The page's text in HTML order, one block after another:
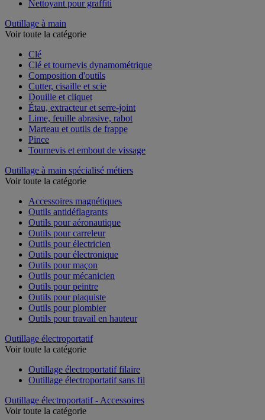
Nettoyant pour graffiti
Outillage à main
Voir toute la catégorie
Clé
Clé et tournevis dynamométrique
Composition d'outils
Cutter, cisaille et scie
Douille et cliquet
Étau, extracteur et serre-joint
Lime, feuille abrasive, rabot
Marteau et outils de frappe
Pince
Tournevis et embout de vissage
Outillage à main spécialisé métiers
Voir toute la catégorie
Accessoires magnétiques
Outils antidéflagrants
Outils pour aéronautique
Outils pour carreleur
Outils pour électricien
Outils pour électronique
Outils pour maçon
Outils pour mécanicien
Outils pour peintre
Outils pour plaquiste
Outils pour plombier
Outils pour travail en hauteur
Outillage électroportatif
Voir toute la catégorie
Outillage électroportatif filaire
Outillage électroportatif sans fil
Outillage électroportatif - Accessoires
Voir toute la catégorie